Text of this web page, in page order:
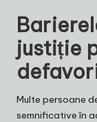
justiție
Multe persoane
semnificative în